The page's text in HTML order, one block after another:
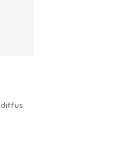
diffus
de $170.00 à